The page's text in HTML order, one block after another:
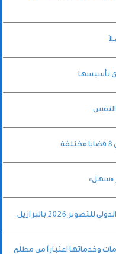
تأسيسها
«سهل»
وخدماتها اعتباراً من مطلع